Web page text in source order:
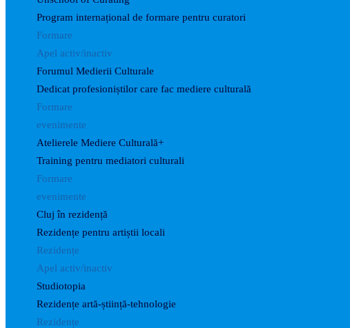
Program internațional de formare pentru curatori
Formare
Apel activ/inactiv
Forumul Medierii Culturale
Dedicat profesioniștilor care fac mediere culturală
Formare
evenimente
Atelierele Mediere Culturală+
Training pentru mediatori culturali
Formare
evenimente
Cluj în rezidență
Rezidențe pentru artiștii locali
Rezidențe
Apel activ/inactiv
Studiotopia
Rezidențe artă-știință-tehnologie
Rezidențe